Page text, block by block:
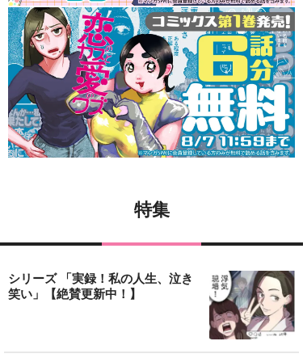
特集
シリーズ 「実録！私の人生、泣き
笑い」【絶賛更新中！】